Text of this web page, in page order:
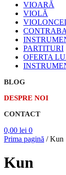
VIOARĂ
VIOLĂ
PARTITURI
OFERTA
BLOG
DESPRE NOI
CONTACT
0,00 lei 0
Prima pagină /Kun
Kun